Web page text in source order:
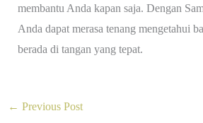
membantu Anda kapan saja. Dengan
Anda dapat merasa tenang mengetahui
berada di tangan yang tepat.
← Previous Post